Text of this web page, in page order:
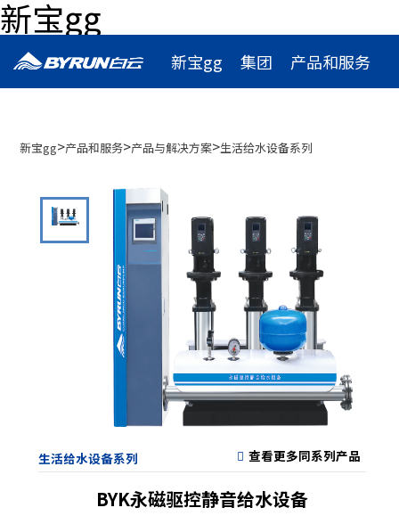
新宝gg
新宝gg 集团
产品和服务
加入新宝gg
新宝gg>产品和服务>产品与解决方案>生活给水设备系列
生活给水设备系列
BYK永磁驱控静音给水设备
查看更多同系列产品